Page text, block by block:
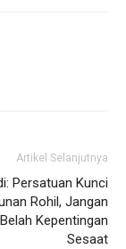
Artikel Selanjutnya
Persatuan Kunci
Rohil, Jangan
Kepentingan
Sesaat